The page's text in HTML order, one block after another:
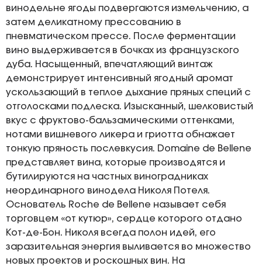
винодельне ягоды подвергаются измельчению, а
затем деликатному прессованию в
пневматическом прессе. После ферментации
вино выдерживается в бочках из французского
дуба. Насыщенный, впечатляющий винтаж
демонстрирует интенсивный ягодный аромат
ускользающий в теплое дыхание пряных специй с
отголосками подлеска. Изысканный, шелковистый
вкус с фруктово-бальзамическими оттенками,
нотами вишневого ликера и гриотта обнажает
тонкую пряность послевкусия. Domaine de Bellene
представляет вина, которые производятся и
бутилируются на частных виноградниках
неординарного винодела Николя Потеля.
Основатель Roche de Bellene называет себя
торговцем «от кутюр», сердце которого отдано
Кот-де-Бон. Николя всегда полон идей, его
заразительная энергия выливается во множество
новых проектов и роскошных вин. На